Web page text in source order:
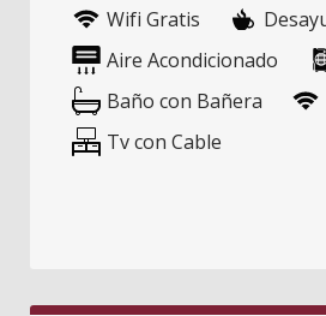
Wifi Gratis
Aire Acondicionado
Baño con Bañera
Tv con Cable